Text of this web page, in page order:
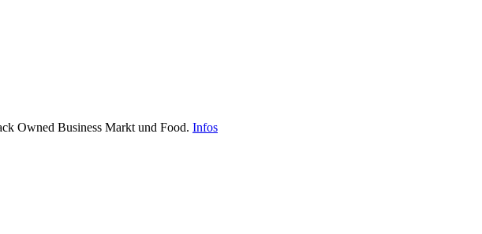
Owned Business Markt und Food. Infos